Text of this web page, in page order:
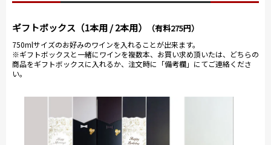
ギフトボックス（1本用 / 2本用） （有料275円）
750mlサイズのお好みのワインを入れることが出来ます。
※ギフトボックスと一緒にワインを複数本、お買い求め頂いたは、どちらの
商品をギフトボックスに入れるか、注文時に「備考欄」にてご連絡くださ
い。